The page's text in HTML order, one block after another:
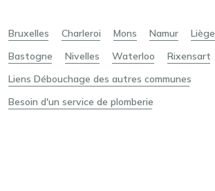
Bruxelles Charleroi Mons Namur Liège
Bastogne
Nivelles Waterloo
Rixensart
Liens Débouchage des autres communes
Besoin d'un service de plomberie